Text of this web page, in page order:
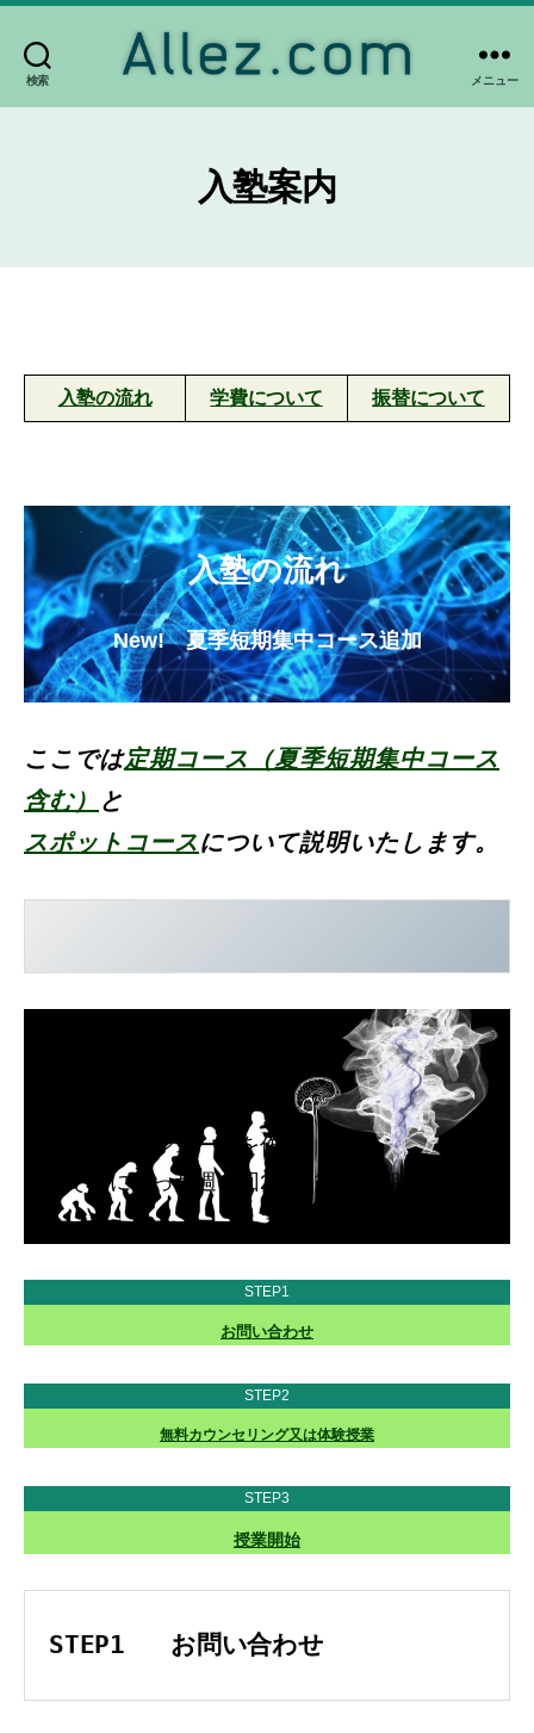
検索 メニュー
入塾案内
入塾の流れ 学費について 振替について
入塾の流れ
New! 夏季短期集中コース追加
ここでは定期コース（夏季短期集中コース
含む）
と
スポットコースについて説明いたします。
学習スケジュールを作り、
それに沿った週一回2時間等の定期授業
STEP1
お問い合わせ
STEP2
無料カウンセリング又は体験授業
STEP3
授業開始
STEP1   お問い合わせ